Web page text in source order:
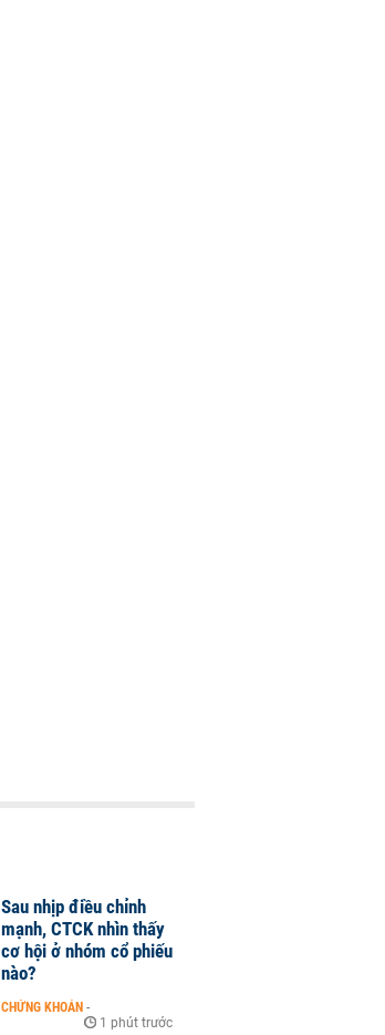
Sau nhịp điều chỉnh
mạnh, CTCK nhìn thấy
cơ hội ở nhóm cổ phiếu
nào?
CHỨNG KHOÁN -
1 phút trước